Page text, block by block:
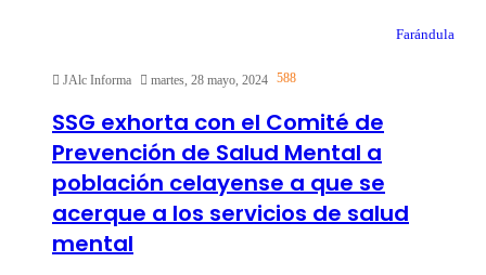
Farándula
JAlc Informa martes, 28 mayo, 2024 588
SSG exhorta con el Comité de
Prevención de Salud Mental a
población celayense a que se
acerque a los servicios de salud
mental